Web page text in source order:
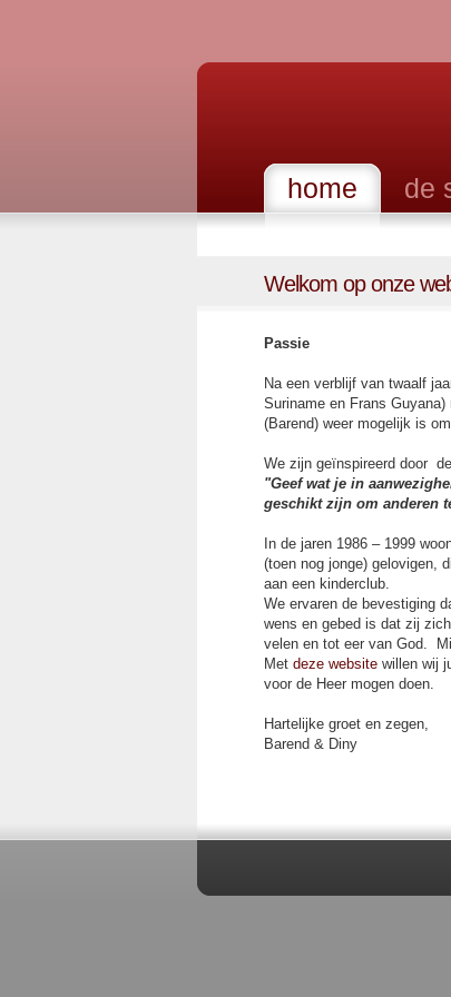
Welkom op onze
Passie
Na een verblijf van twaalf
Suriname en Frans
(Barend) weer mogelijk is
We zijn geïnspireerd door
"Geef wat je in
geschikt zijn om anderen
In de jaren 1986 – 1999
(toen nog jonge) gelovigen,
aan een kinderclub.
We ervaren de bevestiging
wens en gebed is dat zij
velen en tot eer van God.
Met deze website willen wij
voor de Heer mogen doen.
Hartelijke groet en zegen,
Barend & Diny
home de